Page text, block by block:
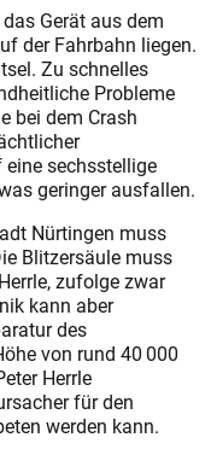
Gerät aus dem
der Fahrbahn liegen.
Zu schnelles
Probleme
bei dem Crash
sechsstellige
geringer ausfallen.
Nürtingen muss
Blitzersäule muss
zufolge zwar
kann aber
des
von rund 40 000
Herrle
für den
werden kann.